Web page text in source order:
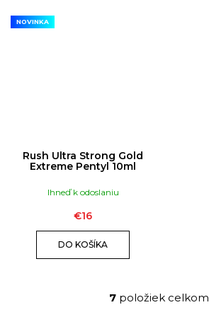
NOVINKA
Rush Ultra Strong Gold
Extreme Pentyl 10ml
Ihneď k odoslaniu
€16
DO KOŠÍKA
O
7položiek celkom